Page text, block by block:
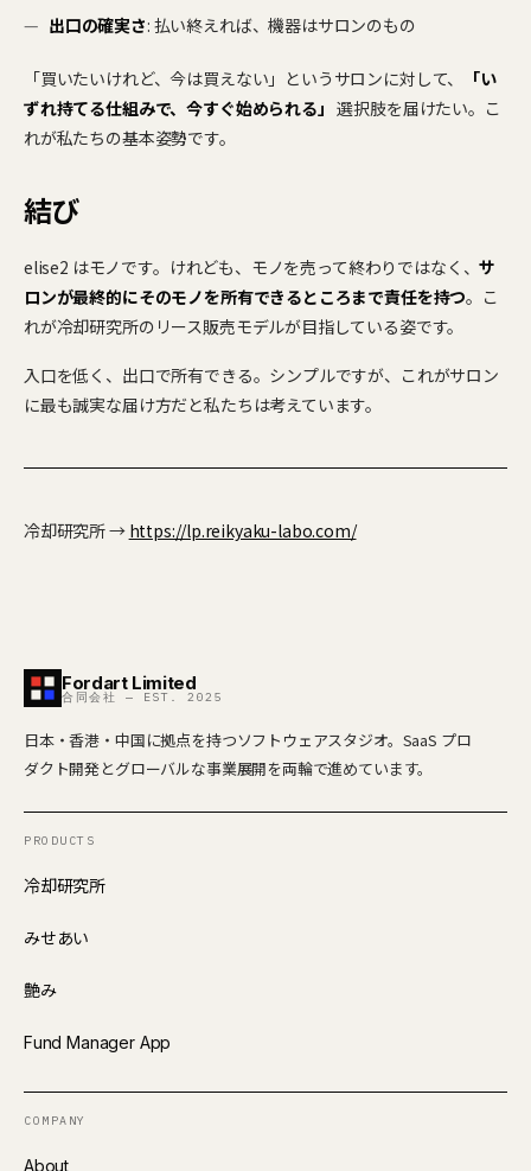
出口の確実さ: 払い終えれば、機器はサロンのもの
「買いたいけれど、今は買えない」というサロンに対して、
「い
ずれ持てる仕組みで、今すぐ始められる」 選択肢を届けたい。こ
れが私たちの基本姿勢です。
結び
elise2 はモノです。けれども、モノを売って終わりではなく、サ
ロンが最終的にそのモノを所有できるところまで責任を持つ。こ
れが冷却研究所のリース販売モデルが目指している姿です。
入口を低く、出口で所有できる。シンプルですが、これがサロン
に最も誠実な届け方だと私たちは考えています。
冷却研究所 → https://lp.reikyaku-labo.com/
Fordart Limited
合同会社 — EST. 2025
日本・香港・中国に拠点を持つソフトウェアスタジオ。SaaS プロ
ダクト開発とグローバルな事業展開を両輪で進めています。
PRODUCTS
冷却研究所
みせあい
艶み
Fund Manager App
COMPANY
About